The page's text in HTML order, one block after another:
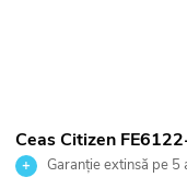
Ceas Citizen
Garanție extinsă pe 5